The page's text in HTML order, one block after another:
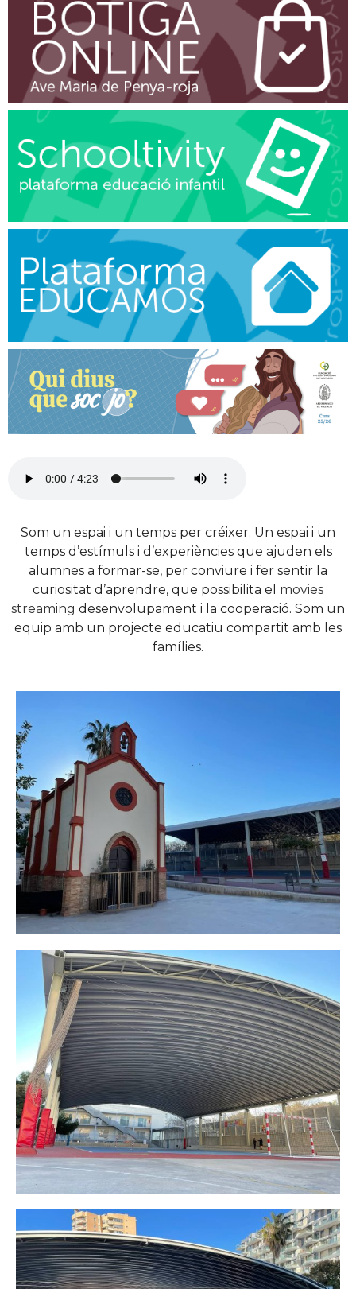
Som un espai i un temps per créixer. Un espai i un
temps d’estímuls i d’experiències que ajuden els
alumnes a formar-se, per conviure i fer sentir la
curiositat d’aprendre, que possibilita el movies
streaming desenvolupament i la cooperació. Som un
equip amb un projecte educatiu compartit amb les
famílies.